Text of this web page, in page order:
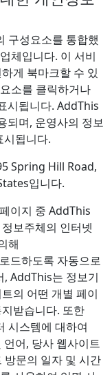
구성요소를 통합했
체입니다. 이 서비
게 북마크할 수 있
소를 클릭하거나
시됩니다. AddThis
되며, 운영사의 정보
시됩니다.
Spring Hill Road,
입니다.
이지 중 AddThis
보주체의 인터넷
해
드하도록 자동으로
, AddThis는 정보기
의 어떤 개별 페이
받습니다. 또한
시스템에 대하여
어, 당사 웹사이트
방문의 일자 및 시간